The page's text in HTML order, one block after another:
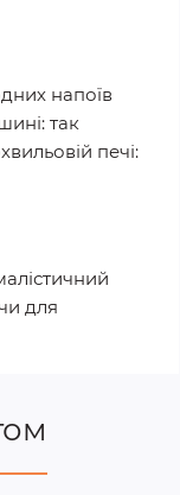
напоїв
так
печі:
для